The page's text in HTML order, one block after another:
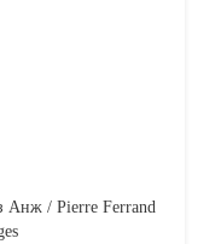
Анж / Pierre Ferrand